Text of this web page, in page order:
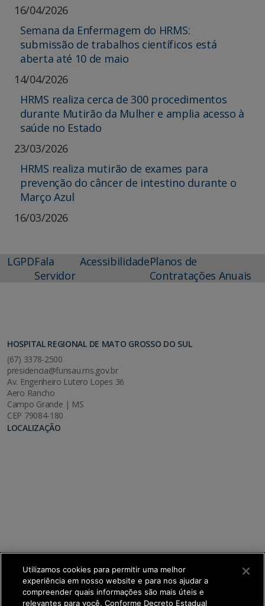
16/04/2026
Semana da Enfermagem do HRMS:
submissão de trabalhos científicos está
aberta até 10 de maio
14/04/2026
HRMS realiza cerca de 300 procedimentos
durante Mutirão da Mulher e amplia acesso à
saúde no Estado
23/03/2026
HRMS realiza mutirão de exames para
prevenção do câncer de intestino durante o
Março Azul
16/03/2026
LGPDFala
Servidor
AcessibilidadePlanos de
Contratações Anuais
HOSPITAL REGIONAL DE MATO GROSSO DO SUL
(67) 3378-2500
presidencia@funsau.ms.gov.br
Av. Engenheiro Lutero Lopes 36
Aero Rancho
Campo Grande | MS
CEP 79084-180
LOCALIZAÇÃO
Utilizamos cookies para permitir uma melhor
experiência em nosso website e para nos ajudar a
compreender quais informações são mais úteis e
relevantes para você. Conforme Decreto Estadual